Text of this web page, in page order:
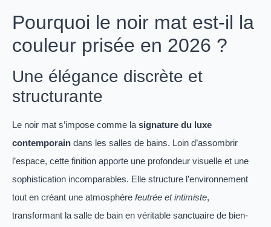
Pourquoi le noir mat est-il la
couleur prisée en 2026 ?
Une élégance discrète et
structurante
Le noir mat s’impose comme la signature du luxe
contemporain dans les salles de bains. Loin d’assombrir
l’espace, cette finition apporte une profondeur visuelle et une
sophistication incomparables. Elle structure l’environnement
tout en créant une atmosphère feutrée et intimiste,
transformant la salle de bain en véritable sanctuaire de bien-